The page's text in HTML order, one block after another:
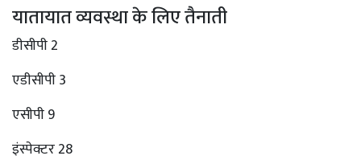
यातायात व्यवस्था के लिए तैनाती
डीसीपी 2
एडीसीपी 3
एसीपी 9
इंस्पेक्टर 28